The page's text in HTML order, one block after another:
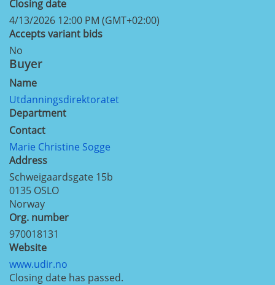
Closing date
4/13/2026 12:00 PM (GMT+02:00)
Accepts variant bids
No
Buyer
Name
Utdanningsdirektoratet
Department
Contact
Marie Christine Sogge
Address
Schweigaardsgate 15b
0135 OSLO
Norway
Org. number
970018131
Website
www.udir.no
Closing date has passed.